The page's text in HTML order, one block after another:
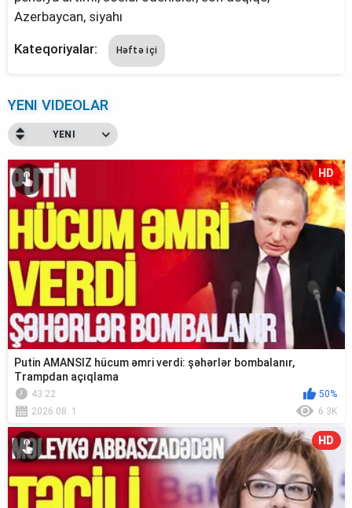
Azerbaycan, siyahı
Kateqoriyalar: Həftə içi
YENI VIDEOLAR
YENI
HD
Putin AMANSIZ hücum əmri verdi: şəhərlər bombalanır,
Trampdan açıqlama
43:22
50%
2026.08. 1
6.3K
HD